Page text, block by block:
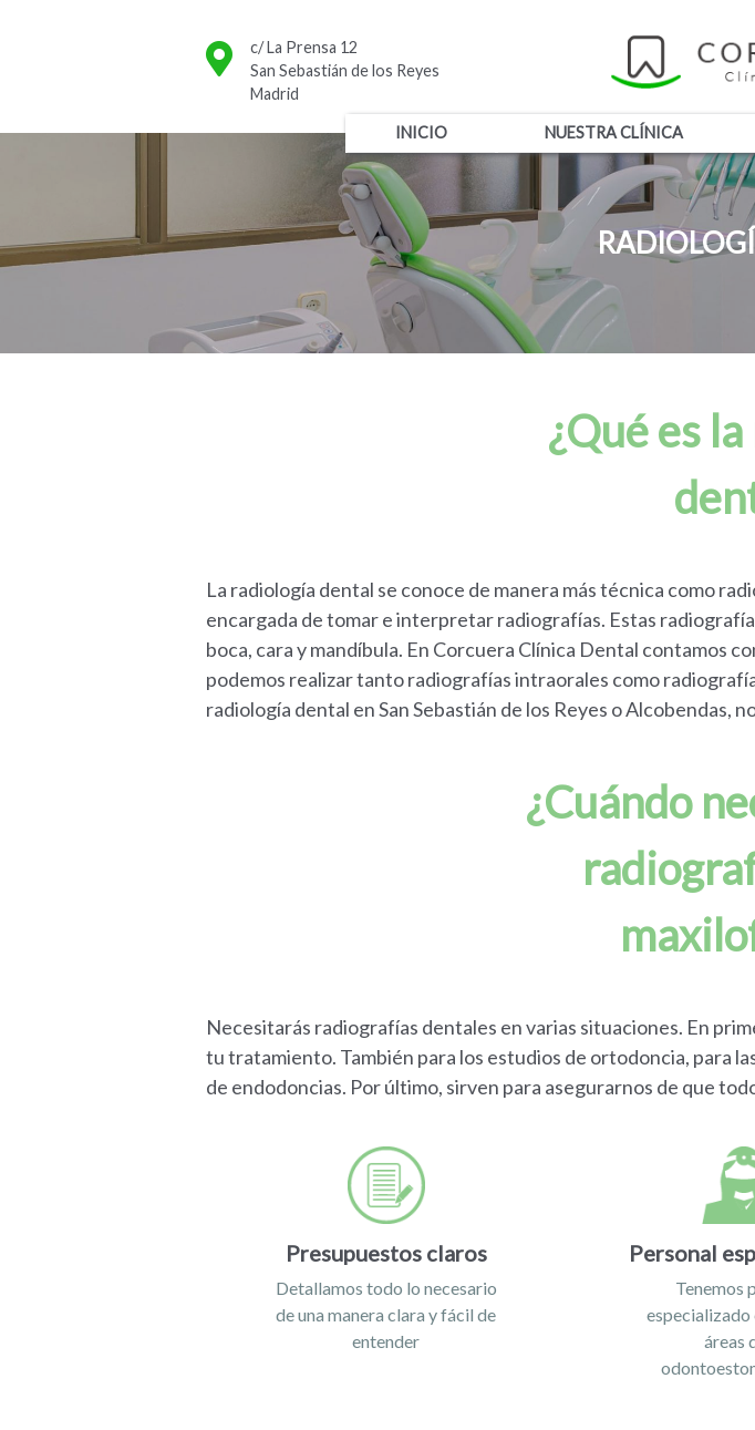
c/ La Prensa 12
San Sebastián de los Reyes
Madrid
INICIO NUESTRA CLÍNICA
¿Qué es
La radiología dental se conoce de manera más técnica como
encargada de tomar e interpretar radiografías. Estas
boca, cara y mandíbula. En Corcuera Clínica Dental contamos
podemos realizar tanto radiografías intraorales como
radiología dental en San Sebastián de los Reyes o Alcobendas,
¿Cuándo
Necesitarás radiografías dentales en varias situaciones. En
tu tratamiento. También para los estudios de ortodoncia, para
de endodoncias. Por último, sirven para asegurarnos de que
Presupuestos claros
Detallamos todo lo necesario
de una manera clara y fácil de
entender
Personal
Tenemos
especializado
áreas